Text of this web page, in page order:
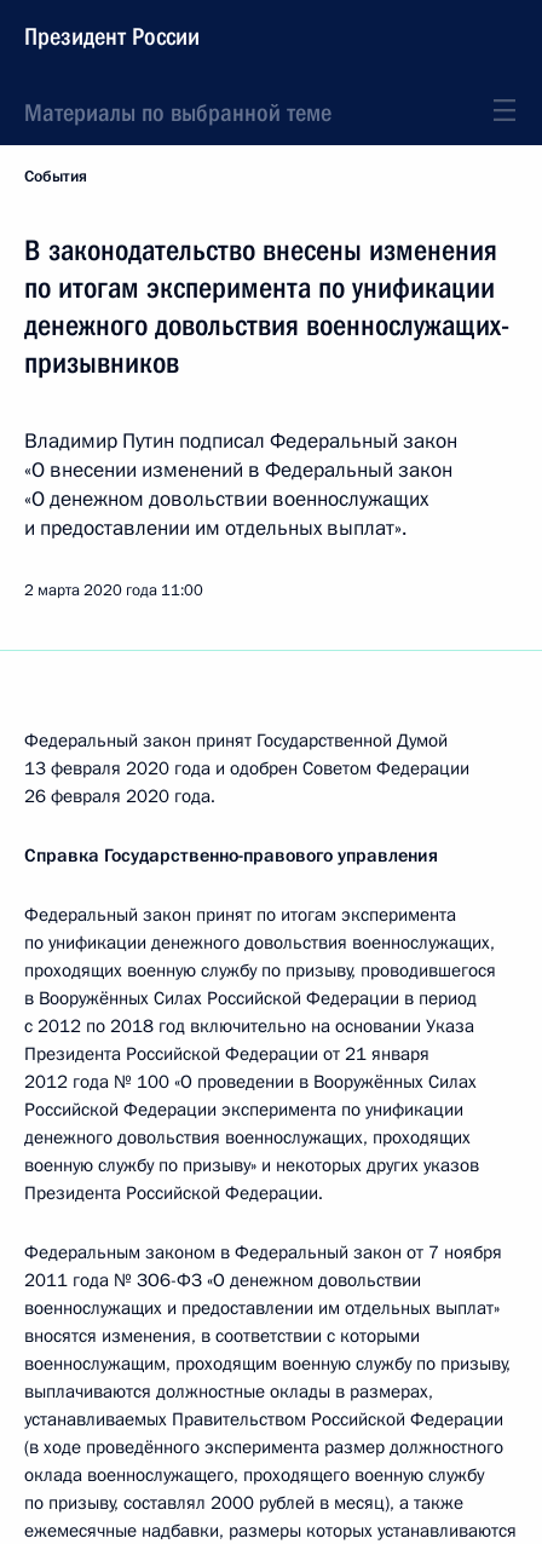
Президент России
Материалы по выбранной теме
События
В законодательство внесены изменения
по итогам эксперимента по унификации
денежного довольствия военнослужащих-
призывников
Владимир Путин подписал Федеральный закон
«О внесении изменений в Федеральный закон
«О денежном довольствии военнослужащих
и предоставлении им отдельных выплат».
2 марта 2020 года 11:00
Федеральный закон принят Государственной Думой
13 февраля 2020 года и одобрен Советом Федерации
26 февраля 2020 года.
Справка Государственно-правового управления
Федеральный закон принят по итогам эксперимента
по унификации денежного довольствия военнослужащих,
проходящих военную службу по призыву, проводившегося
в Вооружённых Силах Российской Федерации в период
с 2012 по 2018 год включительно на основании Указа
Президента Российской Федерации от 21 января
2012 года № 100 «О проведении в Вооружённых Силах
Российской Федерации эксперимента по унификации
денежного довольствия военнослужащих, проходящих
военную службу по призыву» и некоторых других указов
Президента Российской Федерации.
Федеральным законом в Федеральный закон от 7 ноября
2011 года № ЗО6-ФЗ «О денежном довольствии
военнослужащих и предоставлении им отдельных выплат»
вносятся изменения, в соответствии с которыми
военнослужащим, проходящим военную службу по призыву,
выплачиваются должностные оклады в размерах,
устанавливаемых Правительством Российской Федерации
(в ходе проведённого эксперимента размер должностного
оклада военнослужащего, проходящего военную службу
по призыву, составлял 2000 рублей в месяц), а также
ежемесячные надбавки, размеры которых устанавливаются